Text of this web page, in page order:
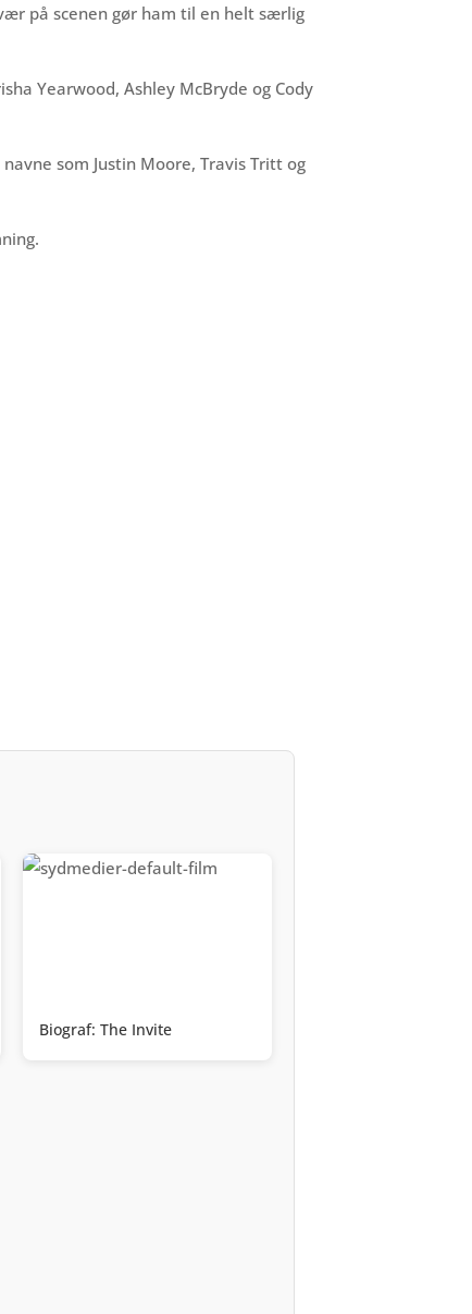
på scenen gør ham til en helt særlig
Yearwood, Ashley McBryde og Cody
som Justin Moore, Travis Tritt og
Biograf: The Invite